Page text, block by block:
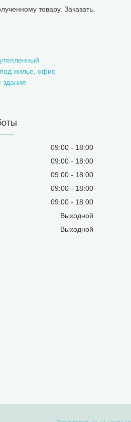
товару. Заказать.
жилье, офис
09:00
18:00
09:00
18:00
09:00
18:00
09:00
18:00
09:00
18:00
Выходной
Выходной